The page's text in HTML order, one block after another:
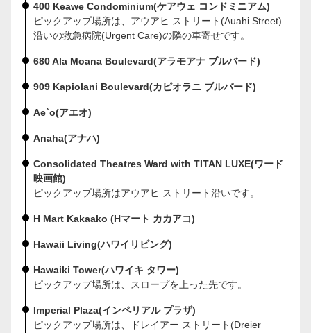
400 Keawe Condominium(ケアウェ コンドミニアム)
ピックアップ場所は、アウアヒ ストリート(Auahi Street)
沿いの救急病院(Urgent Care)の隣の車寄せです。
680 Ala Moana Boulevard(アラモアナ ブルバード)
909 Kapiolani Boulevard(カピオラニ ブルバード)
Ae`o(アエオ)
Anaha(アナハ)
Consolidated Theatres Ward with TITAN LUXE(ワード
映画館)
ピックアップ場所はアウアヒ ストリート沿いです。
H Mart Kakaako (Hマート カカアコ)
Hawaii Living(ハワイリビング)
Hawaiki Tower(ハワイキ タワー)
ピックアップ場所は、スロープを上った先です。
Imperial Plaza(インペリアル プラザ)
ピックアップ場所は、ドレイアー ストリート(Dreier